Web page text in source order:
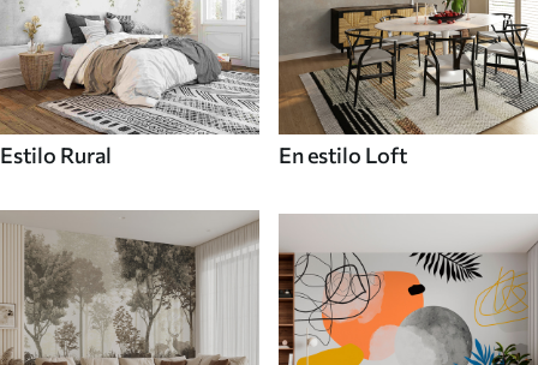
Estilo Rural En estilo Loft